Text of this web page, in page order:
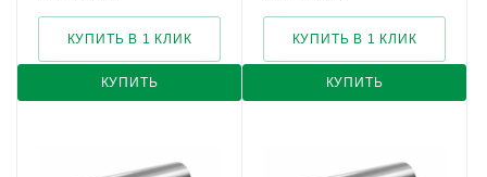
КУПИТЬ
КУПИТЬ В 1 КЛИК
КУПИТЬ
КУПИТЬ В 1 КЛИК